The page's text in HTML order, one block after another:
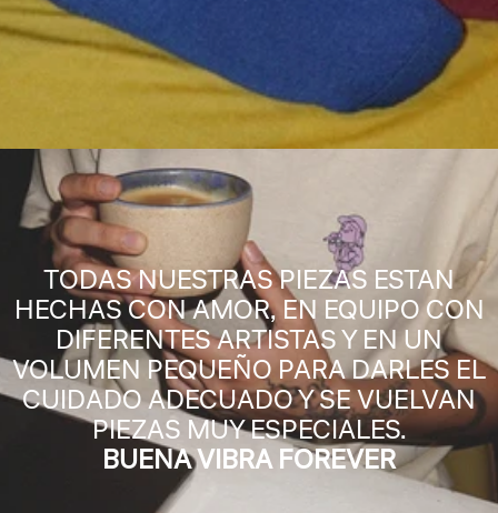
TODAS NUESTRAS PIEZAS ESTAN
HECHAS CON AMOR, EN EQUIPO CON
DIFERENTES ARTISTAS Y EN UN
VOLUMEN PEQUEÑO PARA DARLES EL
CUIDADO ADECUADO Y SE VUELVAN
PIEZAS MUY ESPECIALES.
BUENA VIBRA FOREVER